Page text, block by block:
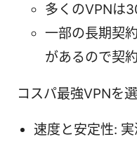
多くのVPNは
一部の長期契
があるので契
コスパ最強VPNを
速度と安定性: